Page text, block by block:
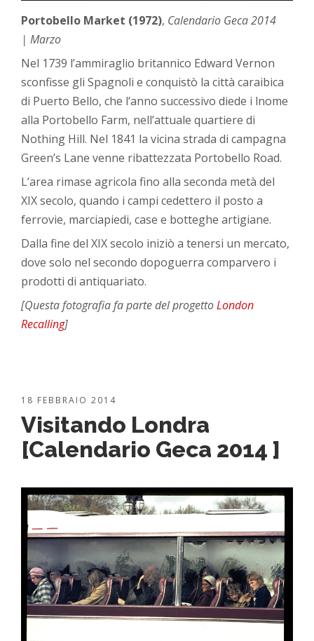
Portobello Market (1972), Calendario Geca 2014
| Marzo
Nel 1739 l’ammiraglio britannico Edward Vernon
sconfisse gli Spagnoli e conquistò la città caraibica
di Puerto Bello, che l’anno successivo diede i lnome
alla Portobello Farm, nell’attuale quartiere di
Nothing Hill. Nel 1841 la vicina strada di campagna
Green’s Lane venne ribattezzata Portobello Road.
L’area rimase agricola fino alla seconda metà del
XIX secolo, quando i campi cedettero il posto a
ferrovie, marciapiedi, case e botteghe artigiane.
Dalla fine del XIX secolo iniziò a tenersi un mercato,
dove solo nel secondo dopoguerra comparvero i
prodotti di antiquariato.
[Questa fotografia fa parte del progettoLondon
Recalling]
18 FEBBRAIO 2014
Visitando Londra
[Calendario Geca 2014 ]